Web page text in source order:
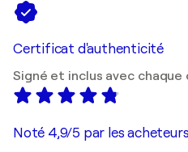
Certificat d'authenticité
Signé et inclus avec
Noté 4,9/5 par les